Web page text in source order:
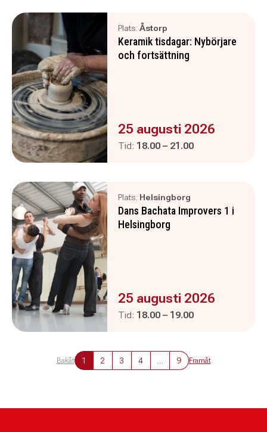
Plats: Åstorp
Keramik tisdagar: Nybörjare
och fortsättning
Evenemanget är :
25 augusti 2026
Tid: Pågår mellan
18.00 – och
21.00
Plats: Helsingborg
Dans Bachata Improvers 1 i
Helsingborg
Evenemanget är :
25 augusti 2026
Tid: Pågår mellan
18.00 – och
19.00
Bakåt 1 2 3 4 9 Framåt